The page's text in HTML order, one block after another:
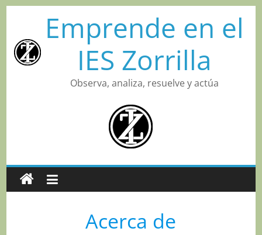
contenidoEmprende en el
IES Zorrilla
Observa, analiza, resuelve y actúa
Acerca de